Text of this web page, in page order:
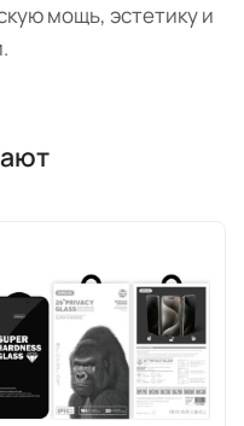
мощь, эстетику и